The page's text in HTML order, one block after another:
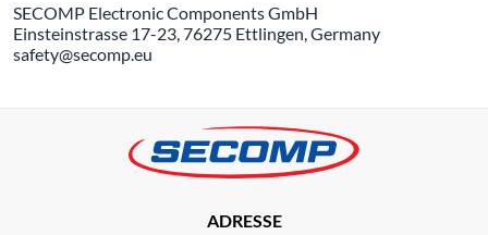
SECOMP Electronic Components GmbH
Einsteinstrasse 17-23, 76275 Ettlingen, Germany
safety@secomp.eu
ADRESSE